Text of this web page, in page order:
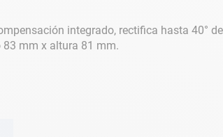
integrado, rectifica hasta 40°
83 mm x altura 81 mm.